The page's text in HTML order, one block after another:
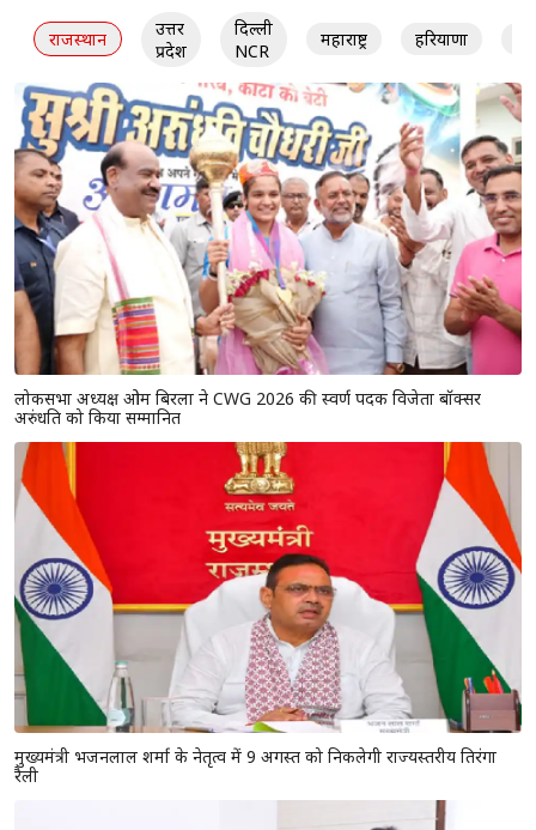
राजस्थान
उत्तर
प्रदेश
दिल्ली
NCR
महाराष्ट्र हरियाणा
लोकसभा अध्यक्ष ओम बिरला ने CWG 2026 की स्वर्ण पदक विजेता बॉक्सर
अरुंधति को किया सम्मानित
मुख्यमंत्री भजनलाल शर्मा के नेतृत्व में 9 अगस्त को निकलेगी राज्यस्तरीय तिरंगा
रैली